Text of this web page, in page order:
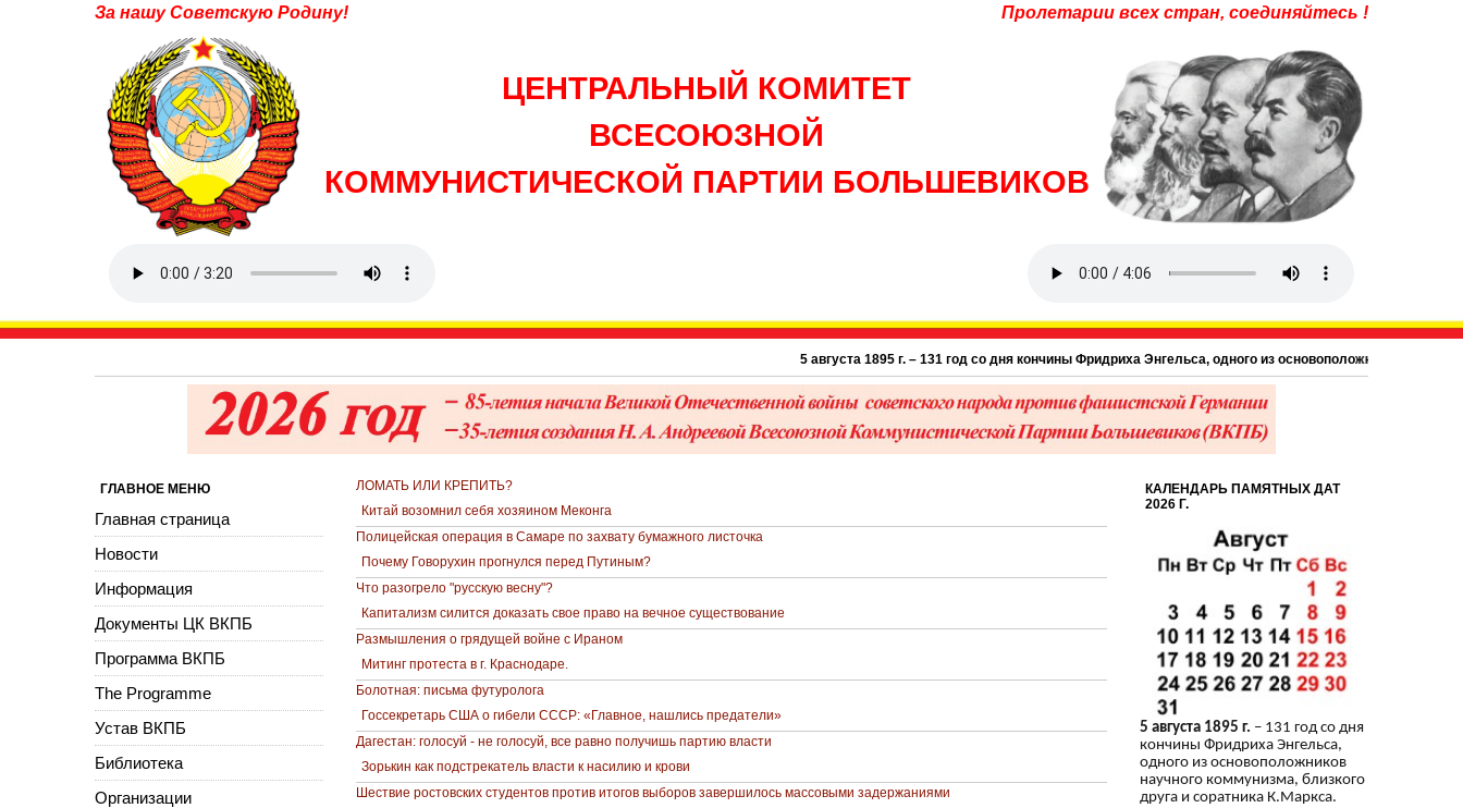
За нашу Советскую Родину! Пролетарии всех стран, соединяйтесь !
ЦЕНТРАЛЬНЫЙ КОМИТЕТ
ВСЕСОЮЗНОЙ
КОММУНИСТИЧЕСКОЙ ПАРТИИ БОЛЬШЕВИКОВ
5 августа 1895 г. – 131 год со дня кончины Фридриха Энгельса, одного из основоположников научного
ЛОМАТЬ ИЛИ КРЕПИТЬ?
Китай возомнил себя хозяином Меконга
Полицейская операция в Самаре по захвату бумажного листочка
Почему Говорухин прогнулся перед Путиным?
Что разогрело "русскую весну"?
Капитализм силится доказать свое право на вечное существование
Размышления о грядущей войне с Ираном
Митинг протеста в г. Краснодаре.
Болотная: письма футуролога
Госсекретарь США о гибели СССР: «Главное, нашлись предатели»
Дагестан: голосуй - не голосуй, все равно получишь партию власти
Зорькин как подстрекатель власти к насилию и крови
Шествие ростовских студентов против итогов выборов завершилось массовыми задержаниями
ГЛАВНОЕ МЕНЮ
Главная страница
Новости
Информация
Документы ЦК ВКПБ
Программа ВКПБ
The Programme
Устав ВКПБ
Библиотека
Организации
КАЛЕНДАРЬ ПАМЯТНЫХ ДАТ
2026 Г.
5 августа 1895 г. – 131 год со дня
кончины Фридриха Энгельса,
одного из основоположников
научного коммунизма, близкого
друга и соратника К.Маркса.